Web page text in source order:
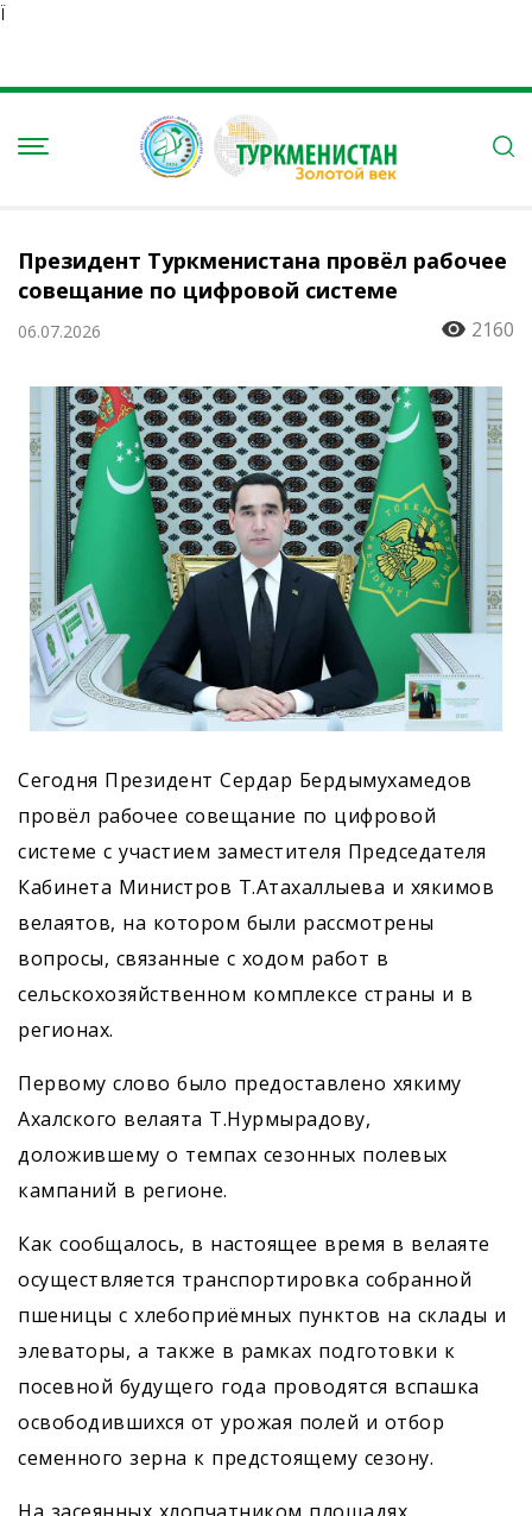
Ï
Президент Туркменистана провёл рабочее
совещание по цифровой системе
06.07.2026 2160
Сегодня Президент Сердар Бердымухамедов
провёл рабочее совещание по цифровой
системе с участием заместителя Председателя
Кабинета Министров Т.Атахаллыева и хякимов
велаятов, на котором были рассмотрены
вопросы, связанные с ходом работ в
сельскохозяйственном комплексе страны и в
регионах.
Первому слово было предоставлено хякиму
Ахалского велаята Т.Нурмырадову,
доложившему о темпах сезонных полевых
кампаний в регионе.
Как сообщалось, в настоящее время в велаяте
осуществляется транспортировка собранной
пшеницы с хлебоприёмных пунктов на склады и
элеваторы, а также в рамках подготовки к
посевной будущего года проводятся вспашка
освободившихся от урожая полей и отбор
семенного зерна к предстоящему сезону.